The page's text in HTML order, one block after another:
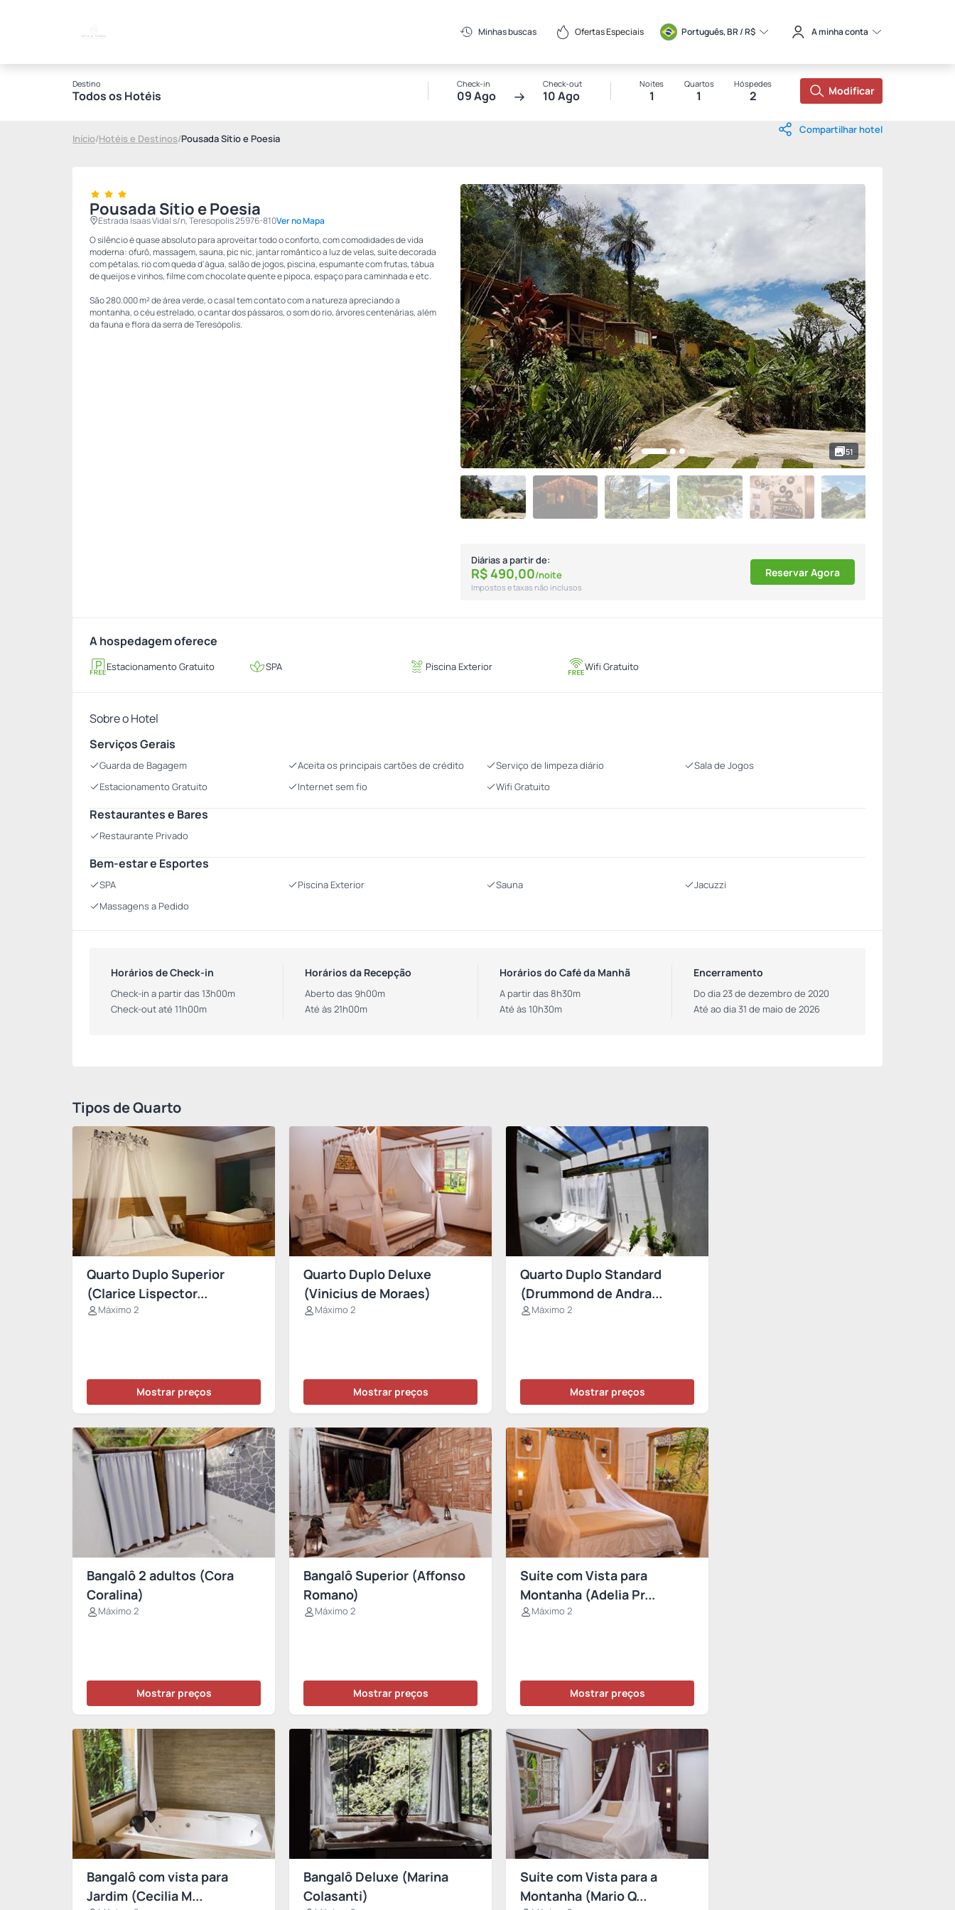
Minhas buscas Ofertas Especiais Português, BR / R$ A minha conta
Destino
Todos os Hotéis
Check-in
09 Ago
Check-out
10 Ago
Noites
1
Quartos
1
Hóspedes
2 Modificar
Início/Hotéis e Destinos/Pousada Sítio e Poesia
Compartilhar hotel
Pousada Sítio e Poesia
Estrada Isaas Vidal s/n, Teresopolis 25976-810Ver no Mapa
O silêncio é quase absoluto para aproveitar todo o conforto, com comodidades de vida
moderna: ofurô, massagem, sauna, pic nic, jantar romântico a luz de velas, suíte decorada
com pétalas, rio com queda d'água, salão de jogos, piscina, espumante com frutas, tábua
de queijos e vinhos, filme com chocolate quente e pipoca, espaço para caminhada e etc.
São 280.000 m² de área verde, o casal tem contato com a natureza apreciando a
montanha, o céu estrelado, o cantar dos pássaros, o som do rio, árvores centenárias, além
da fauna e flora da serra de Teresópolis.
51
Diárias a partir de:
R$ 490,00/noite
Impostos e taxas não inclusos
Reservar Agora
A hospedagem oferece
Estacionamento Gratuito SPA Piscina Exterior Wifi Gratuito
Sobre o Hotel
Serviços Gerais
Guarda de Bagagem Aceita os principais cartões de crédito Serviço de limpeza diário
Sala de Jogos
Estacionamento Gratuito
Internet sem fio Wifi Gratuito
Restaurantes e Bares
Restaurante Privado
Bem-estar e Esportes
SPA Piscina Exterior Sauna
Jacuzzi
Massagens a Pedido
Horários de Check-in
Check-in a partir das 13h00m
Check-out até 11h00m
Horários da Recepção
Aberto das 9h00m
Até às 21h00m
Horários do Café da Manhã
A partir das 8h30m
Até às 10h30m
Encerramento
Do dia 23 de dezembro de 2020
Até ao dia 31 de maio de 2026
Tipos de Quarto
Quarto Duplo Superior
(Clarice Lispector...
Máximo 2
Mostrar preços
Quarto Duplo Deluxe
(Vinicius de Moraes)
Máximo 2
Mostrar preços
Quarto Duplo Standard
(Drummond de Andra...
Máximo 2
Mostrar preços
Bangalô 2 adultos (Cora
Coralina)
Máximo 2
Mostrar preços
Bangalô Superior (Affonso
Romano)
Máximo 2
Mostrar preços
Suíte com Vista para
Montanha (Adelia Pr...
Máximo 2
Mostrar preços
Bangalô com vista para
Jardim (Cecilia M...
Bangalô Deluxe (Marina
Colasanti)
Suíte com Vista para a
Montanha (Mario Q...